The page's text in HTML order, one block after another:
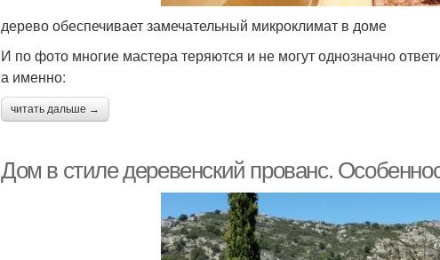
дерево обеспечивает замечательный микроклимат в доме
И по фото многие мастера теряются и не могут однозначно
а именно:
читать дальше →
Дом в стиле деревенский прованс.